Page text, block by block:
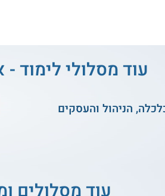
עוד מסלולי לימוד
הניהול והעסקים
עוד מסלולים